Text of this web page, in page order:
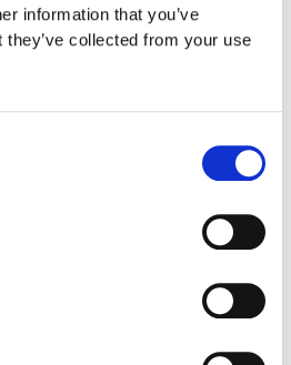
information that you’ve
collected from your use